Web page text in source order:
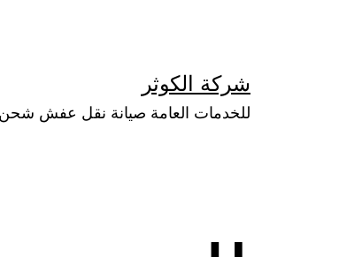
شركة الكوثر
للخدمات العامة صيانة نقل عفش